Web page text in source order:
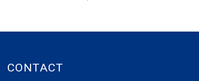
CONTACT